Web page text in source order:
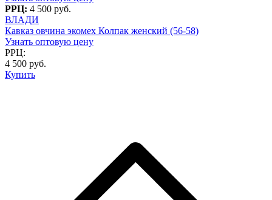
РРЦ: 4 500 руб.
ВЛАДИ
Кавказ овчина экомех Колпак женский (56-58)
Узнать оптовую цену
РРЦ:
4 500 руб.
Купить